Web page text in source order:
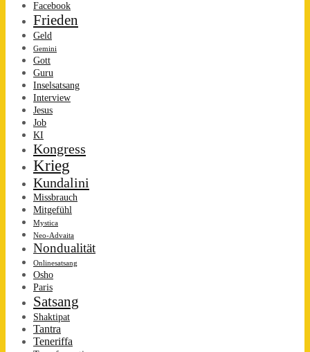
Facebook
Frieden
Geld
Gemini
Gott
Guru
Inselsatsang
Interview
Jesus
Job
KI
Kongress
Krieg
Kundalini
Missbrauch
Mitgefühl
Mystica
Neo-Advaita
Nondualität
Onlinesatsang
Osho
Paris
Satsang
Shaktipat
Tantra
Teneriffa